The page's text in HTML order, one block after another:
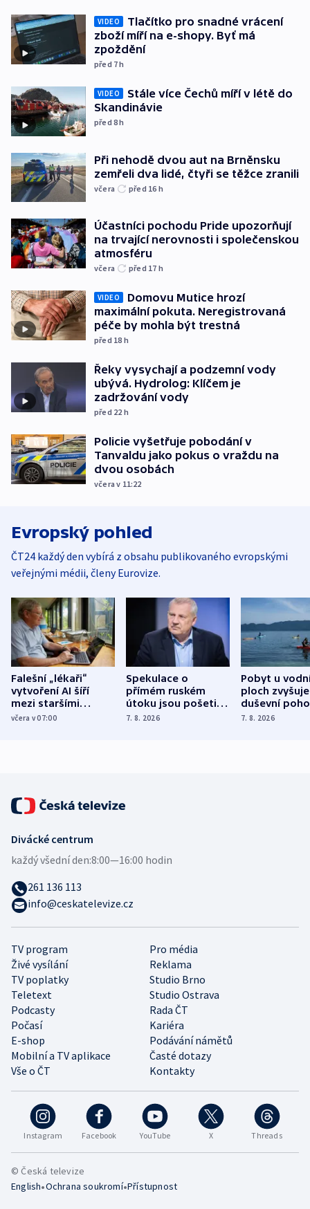
VIDEO
Tlačítko pro snadné vrácení
zboží míří na e-shopy. Byť má
zpoždění
před 7h
VIDEO
Stále více Čechů míří v létě do
Skandinávie
před 8h
Při nehodě dvou aut na Brněnsku
zemřeli dva lidé, čtyři se těžce zranili
včera před 16 h
Účastníci pochodu Pride upozorňují
na trvající nerovnosti i společenskou
atmosféru
včera před 17 h
VIDEO
Domovu Mutice hrozí
maximální pokuta. Neregistrovaná
péče by mohla být trestná
před 18 h
Řeky vysychají a podzemní vody
ubývá. Hydrolog: Klíčem je
zadržování vody
před 22 h
Policie vyšetřuje pobodání v
Tanvaldu jako pokus o vraždu na
dvou osobách
včera v 11:22
Evropský pohled
ČT24 každý den vybírá z obsahu publikovaného evropskými
veřejnými médii, členy Eurovize.
Falešní „lékaři“
vytvoření AI šíří
mezi staršími
Poláky nebezpečné
včera v 07:00
Spekulace o
přímém ruském
útoku jsou pošetilé,
míní estonský
7. 8. 2026
Pobyt u
ploch zvyšuje
duševní
ukázala
7. 8. 2026
Instagram Facebook YouTube X Threads
TV program
Pro média
Živé vysílání
Reklama
TV poplatky
Studio Brno
Teletext
Studio Ostrava
Podcasty
Rada ČT
Počasí
Kariéra
E-shop
Podávání námětů
Mobilní a TV aplikace
Časté dotazy
Vše o ČT
Kontakty
Divácké centrum
každý všední den:8:00—16:00 hodin
261 136 113
info@ceskatelevize.cz
© Česká televize
English•Ochrana soukromí•Přístupnost